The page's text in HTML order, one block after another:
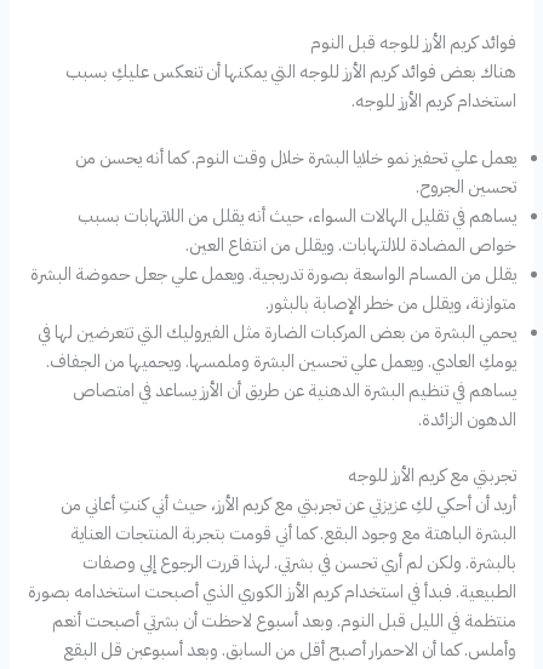
فوائد كريم الأرز للوجه قبل النوم
هناك بعض فوائد كريم الأرز للوجه التي يمكنها أن تنعكس عليكِ بسبب
استخدام كريم الأرز للوجه.
يعمل علي تحفيز نمو خلايا البشرة خلال وقت النوم. كما أنه يحسن من
تحسين الجروح.
يساهم في تقليل الهالات السواء، حيث أنه يقلل من اللاتهابات بسبب
خواص المضادة للالتهابات. ويقلل من انتفاع العين.
يقلل من المسام الواسعة بصورة تدريجية. ويعمل علي جعل حموضة البشرة
متوازنة، ويقلل من خطر الإصابة بالبثور.
يحمي البشرة من بعض المركبات الضارة مثل الفيروليك التي تتعرضين لها في
يومكِ العادي. ويعمل علي تحسين البشرة وملمسها. ويحميها من الجفاف.
يساهم في تنظيم البشرة الدهنية عن طريق أن الأرز يساعد في امتصاص
الدهون الزائدة.
تجربتي مع كريم الأرز للوجه
أريد أن أحكي لكِ عزيزتي عن تجربتي مع كريم الأرز، حيث أني كنتِ أعاني من
البشرة الباهتة مع وجود البقع. كما أني قومت بتجربة المنتجات العناية
بالبشرة. ولكن لم أري تحسن في بشرتي. لهذا قررت الرجوع إلي وصفات
الطبيعية. فبدأ في استخدام كريم الأرز الكوري الذي أصبحت استخدامه بصورة
منتظمة في الليل قبل النوم. وبعد أسبوع لاحظت أن بشرتي أصبحت أنعم
وأملس. كما أن الاحمرار أصبح أقل من السابق. وبعد أسبوعبن قل البقع